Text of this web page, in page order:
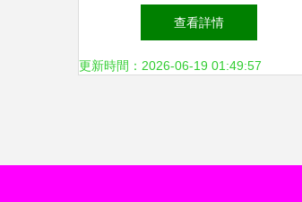
日用品廠產品展示第1頁
查看詳情
更新時間：2026-06-19 01:49:57